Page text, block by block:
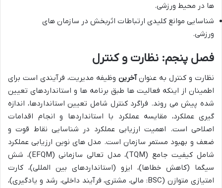
ها در محیط ورزشی.
شناسایی موانع کلیدی ارتباطات اثربخش در سازمان های
ورزشی.
فصل پنجم: نظارت و کنترل
نظارت و کنترل به عنوانآخرین وظیفه مدیریت، فرآیندی است برای
اطمینان از اینکه فعالیت ها طبق برنامه ها و استانداردهای تعیین
شده پیش می روند. فراگرد کنترل شامل تعیین استانداردها، اندازه
گیری عملکرد، مقایسه عملکرد با استانداردها و انجام اقدامات
اصلاحی است. اهمیت ارزیابی عملکرد در شناسایی نقاط قوت و
ضعف و بهبود مستمر سازمان است. مدل های نوین ارزیابی عملکرد
شامل کیفیت جامع (TQM)، مدل تعالی سازمانی (EFQM)، شش
سیگما (کاهش خطاها)، ایزو (استانداردهای بین المللی)، کارت
امتیازی متوازن (BSC: مالی، مشتری، فرآیند داخلی، رشد و یادگیری)،